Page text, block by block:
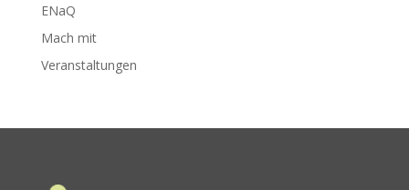
ENaQ
Mach mit
Veranstaltungen